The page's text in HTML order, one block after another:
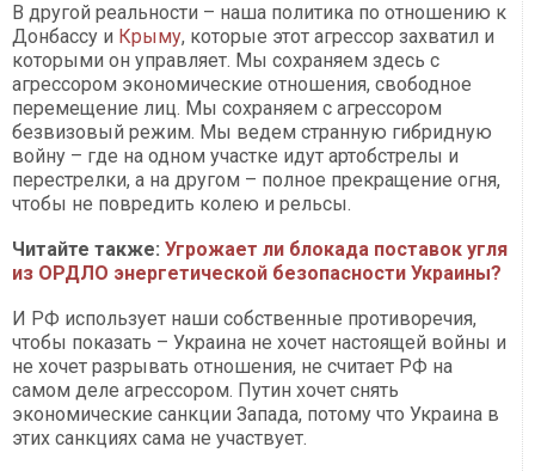
В другой реальности – наша политика по отношению к
Донбассу и Крыму, которые этот агрессор захватил и
которыми он управляет. Мы сохраняем здесь с
агрессором экономические отношения, свободное
перемещение лиц. Мы сохраняем с агрессором
безвизовый режим. Мы ведем странную гибридную
войну – где на одном участке идут артобстрелы и
перестрелки, а на другом – полное прекращение огня,
чтобы не повредить колею и рельсы.
Читайте также: Угрожает ли блокада поставок угля
из ОРДЛО энергетической безопасности Украины?
И РФ использует наши собственные противоречия,
чтобы показать – Украина не хочет настоящей войны и
не хочет разрывать отношения, не считает РФ на
самом деле агрессором. Путин хочет снять
экономические санкции Запада, потому что Украина в
этих санкциях сама не участвует.